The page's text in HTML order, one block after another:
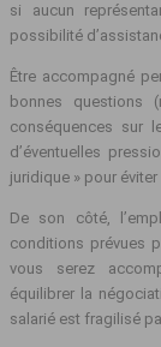
si aucun
possibilité
Être accompagné
bonnes questions
conséquences sur
d’éventuelles
juridique » pour
De son côté,
conditions prévues
vous serez
équilibrer la
salarié est fragilisé